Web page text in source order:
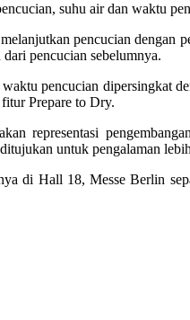
suhu air dan waktu
pencucian dengan
pencucian sebelumnya.
pencucian dipersingkat
Prepare to Dry.
representasi
untuk pengalaman
di Hall 18, Messe Berlin